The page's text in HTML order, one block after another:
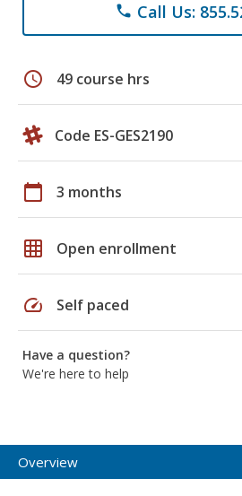
phone Call Us:
schedule 49 course hrs
Code ES-GES2190
calendar_today 3 months
grid_on Open enrollment
speed Self paced
Have a question?
We're here to help
Overview